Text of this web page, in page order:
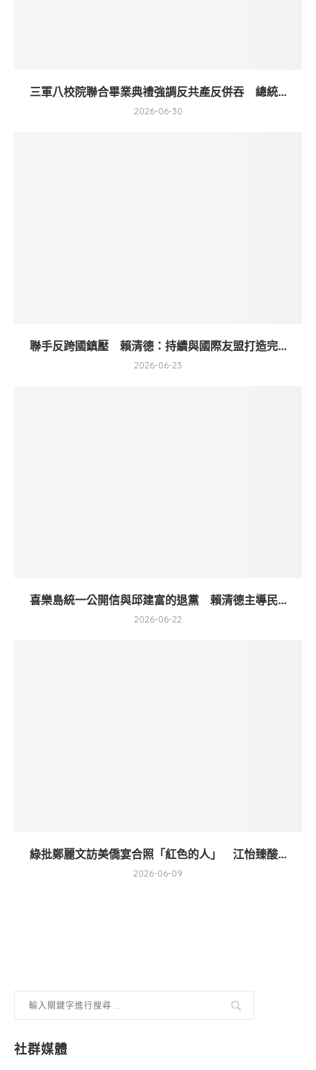
三軍八校院聯合畢業典禮強調反共產反併吞 總統...
2026-06-30
聯手反跨國鎮壓 賴清德：持續與國際友盟打造完...
2026-06-23
喜樂島統一公開信與邱建富的退黨 賴清德主導民...
2026-06-22
綠批鄭麗文訪美僑宴合照「紅色的人」 江怡臻酸...
2026-06-09
社群媒體